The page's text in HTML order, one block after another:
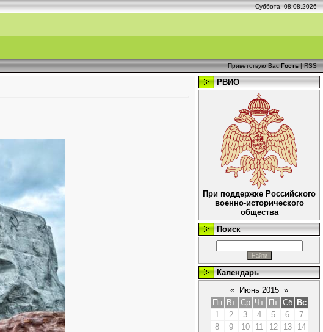
Суббота, 08.08.2026
Приветствую Вас Гость|RSS
РВИО
При поддержке Российского
военно-исторического
общества
Поиск
Календарь
«
Июнь 2015 »
Пн
Вт Ср Чт Пт Сб
Вс
1
2 3 4 5 6
7
8
9 10 11 12 13
14